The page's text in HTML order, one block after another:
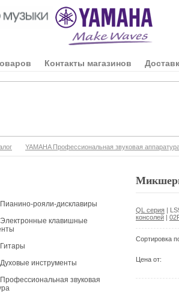
Контакты магазинов
YAMAHA Профессиональная звуковая
рояли-дисклавиры
Электронные клавишные
инструменты
звуковая
QL серия |
консолей |
Сортировка
Цена от: